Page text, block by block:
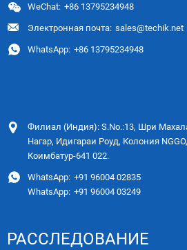
WeChat: +86 13795234948
Электронная почта: sales@techik.net
WhatsApp: +86 13795234948
Филиал (Индия): S.No.:13, Шри
Нагар, Идигараи Роуд, Колония
Коимбатур-641 022.
WhatsApp: +91 96004 02835
WhatsApp: +91 96004 03249
РАССЛЕДОВАНИЕ